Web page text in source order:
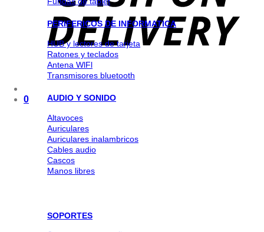
0
PERIFERICOS DE INFORMATICA
HUB y lectores de tarjeta
Ratones y teclados
Antena WlFl
Transmisores bluetooth
AUDIO Y SONIDO
Altavoces
Auriculares
Auriculares inalambricos
Cables audio
Cascos
Manos libres
SOPORTES